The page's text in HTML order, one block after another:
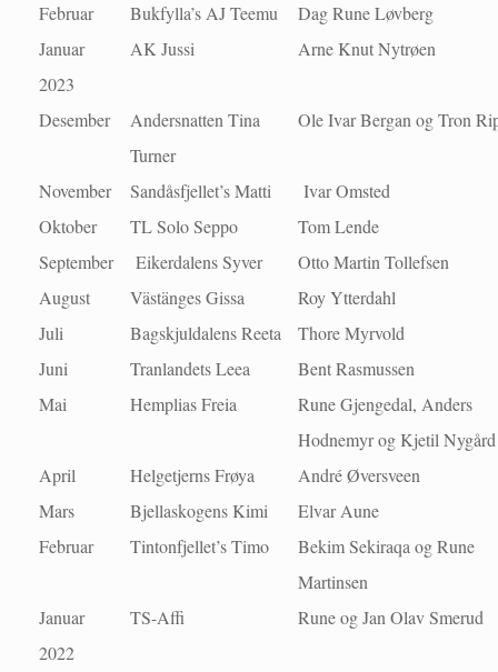
Februar
Bukfylla’s AJ Teemu
Dag Rune Løvberg
Januar
AK Jussi
Arne Knut Nytrøen
2023
Desember
Andersnatten Tina
Turner
Ole Ivar Bergan og Tron
November Sandåsfjellet’s Matti
Ivar Omsted
Oktober
TL Solo Seppo
Tom Lende
September
Eikerdalens Syver
Otto Martin Tollefsen
August
Västänges Gissa
Roy Ytterdahl
Juli
Bagskjuldalens Reeta
Thore Myrvold
Juni
Tranlandets Leea
Bent Rasmussen
Mai
Hemplias Freia
Rune Gjengedal, Anders
Hodnemyr og Kjetil Nygård
April
Helgetjerns Frøya
André Øversveen
Mars
Bjellaskogens Kimi
Elvar Aune
Februar
Tintonfjellet’s Timo
Bekim Sekiraqa og Rune
Martinsen
Januar
TS-Affi
Rune og Jan Olav Smerud
2022